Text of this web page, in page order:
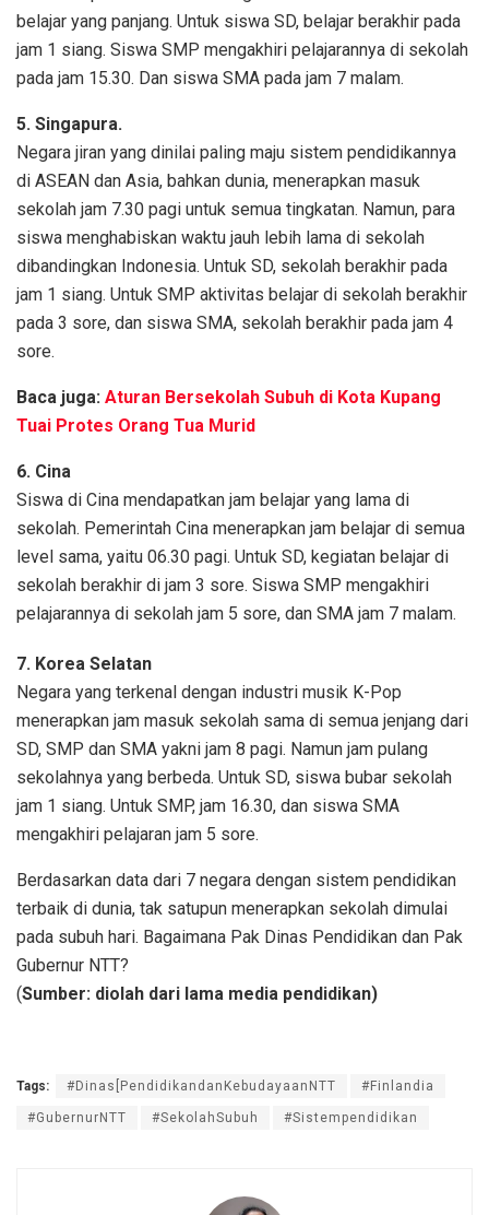
belajar yang panjang. Untuk siswa SD, belajar berakhir pada
jam 1 siang. Siswa SMP mengakhiri pelajarannya di sekolah
pada jam 15.30. Dan siswa SMA pada jam 7 malam.
5. Singapura.
Negara jiran yang dinilai paling maju sistem pendidikannya
di ASEAN dan Asia, bahkan dunia, menerapkan masuk
sekolah jam 7.30 pagi untuk semua tingkatan. Namun, para
siswa menghabiskan waktu jauh lebih lama di sekolah
dibandingkan Indonesia. Untuk SD, sekolah berakhir pada
jam 1 siang. Untuk SMP aktivitas belajar di sekolah berakhir
pada 3 sore, dan siswa SMA, sekolah berakhir pada jam 4
sore.
Baca juga: Aturan Bersekolah Subuh di Kota Kupang
Tuai Protes Orang Tua Murid
6. Cina
Siswa di Cina mendapatkan jam belajar yang lama di
sekolah. Pemerintah Cina menerapkan jam belajar di semua
level sama, yaitu 06.30 pagi. Untuk SD, kegiatan belajar di
sekolah berakhir di jam 3 sore. Siswa SMP mengakhiri
pelajarannya di sekolah jam 5 sore, dan SMA jam 7 malam.
7. Korea Selatan
Negara yang terkenal dengan industri musik K-Pop
menerapkan jam masuk sekolah sama di semua jenjang dari
SD, SMP dan SMA yakni jam 8 pagi. Namun jam pulang
sekolahnya yang berbeda. Untuk SD, siswa bubar sekolah
jam 1 siang. Untuk SMP, jam 16.30, dan siswa SMA
mengakhiri pelajaran jam 5 sore.
Berdasarkan data dari 7 negara dengan sistem pendidikan
terbaik di dunia, tak satupun menerapkan sekolah dimulai
pada subuh hari. Bagaimana Pak Dinas Pendidikan dan Pak
Gubernur NTT?
(Sumber: diolah dari lama media pendidikan)
Tags: #Dinas[PendidikandanKebudayaanNTT #Finlandia
#GubernurNTT #SekolahSubuh #Sistempendidikan